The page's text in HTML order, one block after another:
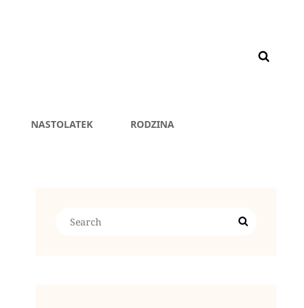
NASTOLATEK RODZINA
for: